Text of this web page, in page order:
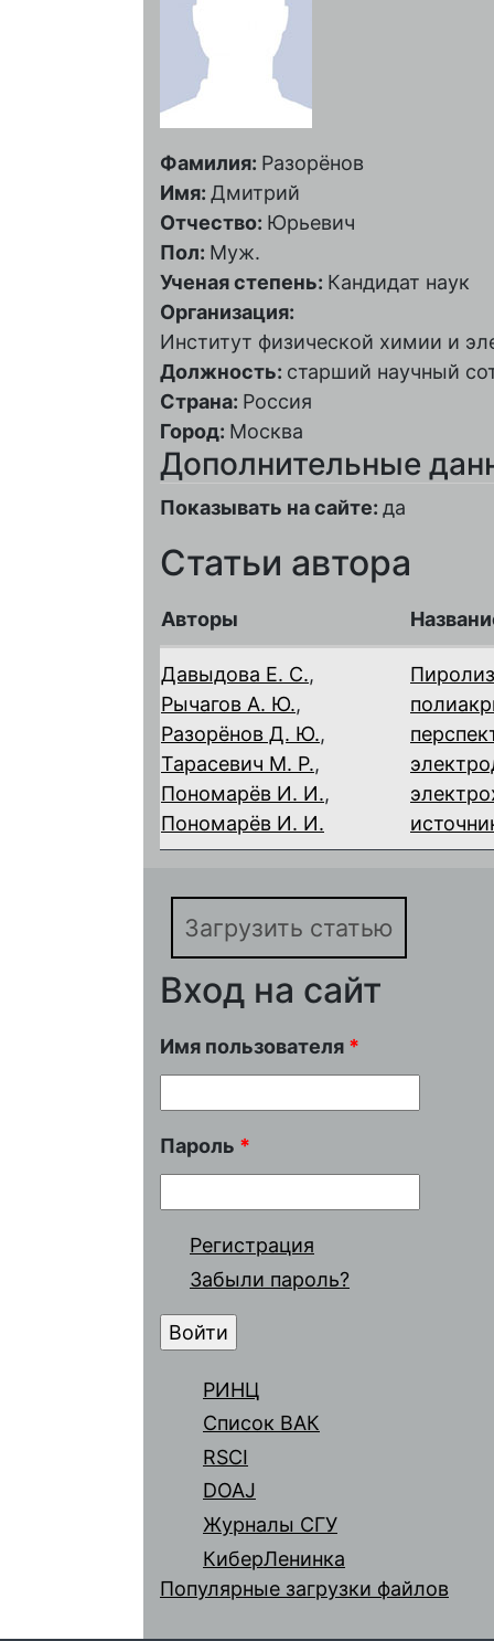
Фамилия: Разорёнов
Имя: Дмитрий
Отчество: Юрьевич
Пол: Муж.
Ученая степень: Кандидат наук
Организация:
Институт физической химии и
Должность: старший научный
Страна: Россия
Город: Москва
Дополнительные
Показывать на сайте: да
Статьи автора
Авторы
Давыдова Е. С.,
Рычагов А. Ю.,
Разорёнов Д. Ю.,
Тарасевич М. Р.,
Пономарёв И. И.,
Пономарёв И. И.
Загрузить статью
Вход на сайт
Имя пользователя *
Пароль *
Регистрация
Забыли пароль?
РИНЦ
Список ВАК
RSCI
DOAJ
Журналы СГУ
КиберЛенинка
Популярные загрузки файлов